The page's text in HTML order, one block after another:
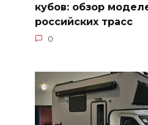
кубов: обзор
российских трасс
0